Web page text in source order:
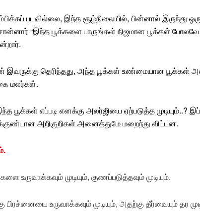
படவில்லை, இந்த சூழ்நிலையில், பின்னால் இருந்து
“இந்த பூக்களை பாருங்கள் நிஜமான பூக்கள் போலவே
இவருக்கு தெரிந்தது, அந்தபூக்கள் உண்மையான பூக்கள்
மலர்கள்.
பூக்கள் எப்படி எனக்கு அலர்ஜியை ஏற்படுத்த முடியும்..?
அறிகுறிகள் அனைத்துமே மறைந்து விட்டன.
முடியும், குணப்படுத்தவும் முடியும்.
உருவாக்கவும் முடியும், அதற்கு தீர்வையும் தர